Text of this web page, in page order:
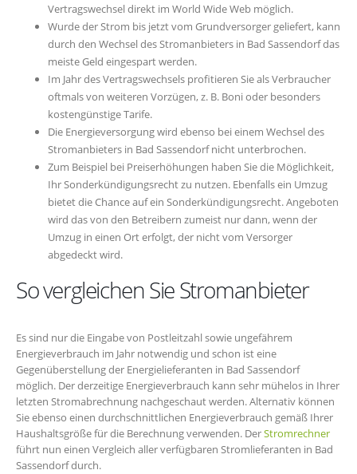
Vertragswechsel direkt im World Wide Web möglich.
Wurde der Strom bis jetzt vom Grundversorger geliefert, kann
durch den Wechsel des Stromanbieters in Bad Sassendorf das
meiste Geld eingespart werden.
Im Jahr des Vertragswechsels profitieren Sie als Verbraucher
oftmals von weiteren Vorzügen, z. B. Boni oder besonders
kostengünstige Tarife.
Die Energieversorgung wird ebenso bei einem Wechsel des
Stromanbieters in Bad Sassendorf nicht unterbrochen.
Zum Beispiel bei Preiserhöhungen haben Sie die Möglichkeit,
Ihr Sonderkündigungsrecht zu nutzen. Ebenfalls ein Umzug
bietet die Chance auf ein Sonderkündigungsrecht. Angeboten
wird das von den Betreibern zumeist nur dann, wenn der
Umzug in einen Ort erfolgt, der nicht vom Versorger
abgedeckt wird.
So vergleichen Sie Stromanbieter
Es sind nur die Eingabe von Postleitzahl sowie ungefährem
Energieverbrauch im Jahr notwendig und schon ist eine
Gegenüberstellung der Energielieferanten in Bad Sassendorf
möglich. Der derzeitige Energieverbrauch kann sehr mühelos in Ihrer
letzten Stromabrechnung nachgeschaut werden. Alternativ können
Sie ebenso einen durchschnittlichen Energieverbrauch gemäß Ihrer
Haushaltsgröße für die Berechnung verwenden. DerStromrechner
führt nun einen Vergleich aller verfügbaren Stromlieferanten in Bad
Sassendorf durch.